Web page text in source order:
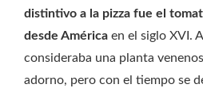
distintivo a la pizza fue el
desde América en el siglo XVI.
consideraba una planta
adorno, pero con el tiempo se